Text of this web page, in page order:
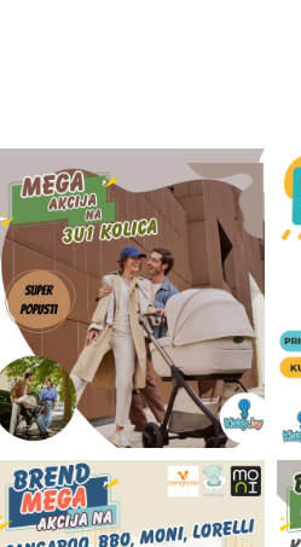
AKCIJA
Prodavnica
Call Centar
011 438 1 000